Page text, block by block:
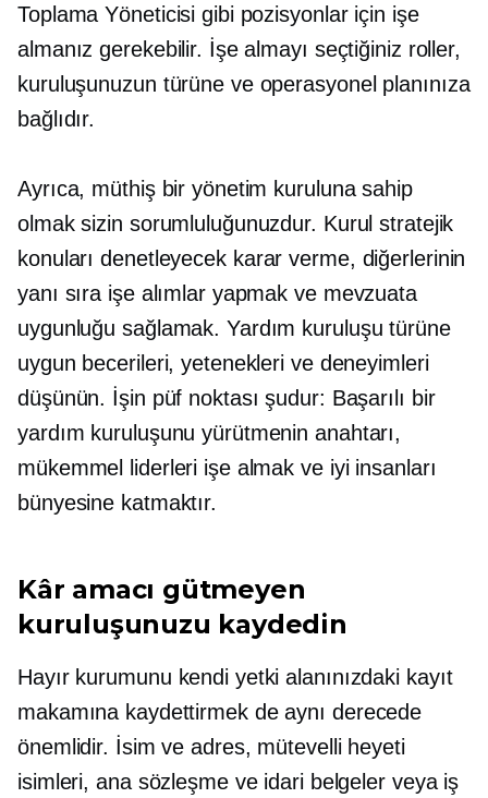
Toplama Yöneticisi gibi pozisyonlar için işe
almanız gerekebilir. İşe almayı seçtiğiniz roller,
kuruluşunuzun türüne ve operasyonel planınıza
bağlıdır.
Ayrıca, müthiş bir yönetim kuruluna sahip
olmak sizin sorumluluğunuzdur. Kurul stratejik
konuları denetleyecek karar verme, diğerlerinin
yanı sıra işe alımlar yapmak ve mevzuata
uygunluğu sağlamak. Yardım kuruluşu türüne
uygun becerileri, yetenekleri ve deneyimleri
düşünün. İşin püf noktası şudur: Başarılı bir
yardım kuruluşunu yürütmenin anahtarı,
mükemmel liderleri işe almak ve iyi insanları
bünyesine katmaktır.
Kâr amacı gütmeyen
kuruluşunuzu kaydedin
Hayır kurumunu kendi yetki alanınızdaki kayıt
makamına kaydettirmek de aynı derecede
önemlidir. İsim ve adres, mütevelli heyeti
isimleri, ana sözleşme ve idari belgeler veya iş